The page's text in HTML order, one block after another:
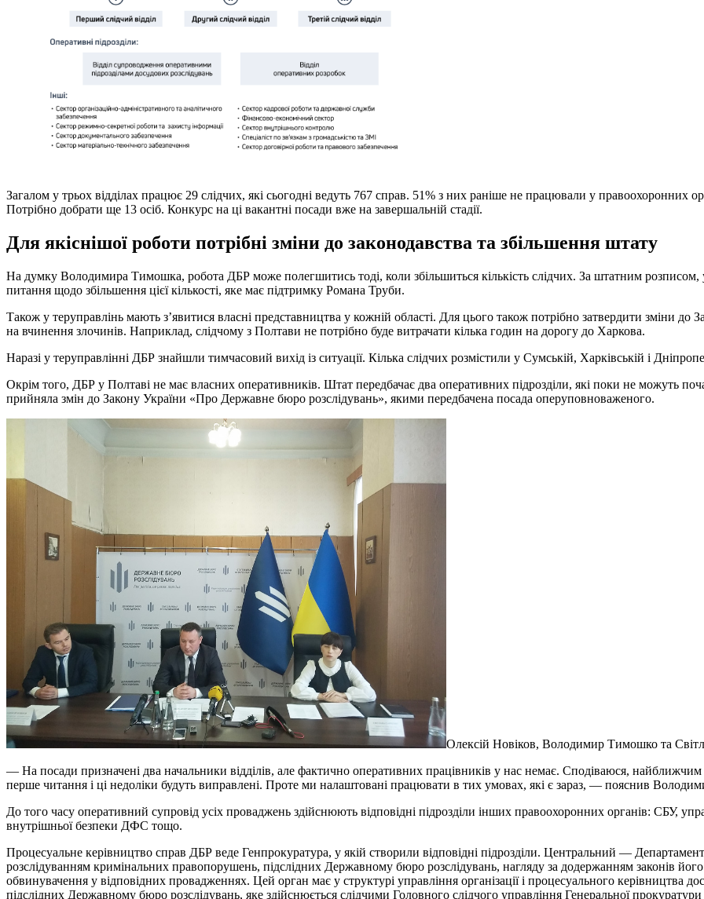
Загалом у трьох відділах працює 29 слідчих, які сьогодні ведуть 767 справ. 51% з них раніше не працювали у
Потрібно добрати ще 13 осіб. Конкурс на ці вакантні посади вже на завершальній стадії.
Для якіснішої роботи потрібні зміни до законодавства та збільшення штату
На думку Володимира Тимошка, робота ДБР може полегшитись тоді, коли збільшиться кількість слідчих. За штатним розписом,
питання щодо збільшення цієї кількості, яке має підтримку Романа Труби.
Також у теруправлінь мають з’явитися власні представництва у кожній області. Для цього також потрібно затвердити зміни
на вчинення злочинів. Наприклад, слідчому з Полтави не потрібно буде витрачати кілька годин на дорогу до Харкова.
Наразі у теруправлінні ДБР знайшли тимчасовий вихід із ситуації. Кілька слідчих розмістили у Сумській, Харківській і
Окрім того, ДБР у Полтаві не має власних оперативників. Штат передбачає два оперативних підрозділи, які поки не можуть
прийняла змін до Закону України «Про Державне бюро розслідувань», якими передбачена посада оперуповноваженого.
Олексій Новіков, Володимир Тимошко та
— На посади призначені два начальники відділів, але фактично оперативних працівників у нас немає. Сподіваюся,
перше читання і ці недоліки будуть виправлені. Проте ми налаштовані працювати в тих умовах, які є зараз, — пояснив
До того часу оперативний супровід усіх проваджень здійснюють відповідні підрозділи інших правоохоронних органів: СБУ,
внутрішньої безпеки ДФС тощо.
Процесуальне керівництво справ ДБР веде Генпрокуратура, у якій створили відповідні підрозділи. Центральний — Департамент
розслідуванням кримінальних правопорушень, підслідних Державному бюро розслідувань, нагляду за додержанням законів
обвинувачення у відповідних провадженнях. Цей орган має у структурі управління організації і процесуального керівництва
підслідних Державному бюро розслідувань, яке здійснюється слідчими Головного слідчого управління Генеральної